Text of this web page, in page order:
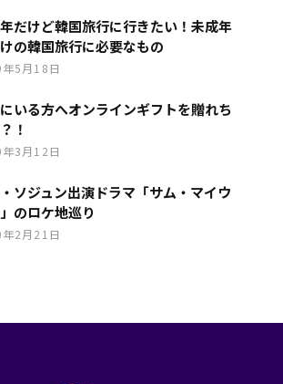
だけど韓国旅行に行きたい！未成年
の韓国旅行に必要なもの
5月18日
いる方へオンラインギフトを贈れち
！
3月12日
ソジュン出演ドラマ「サム・マイウ
のロケ地巡り
2月21日